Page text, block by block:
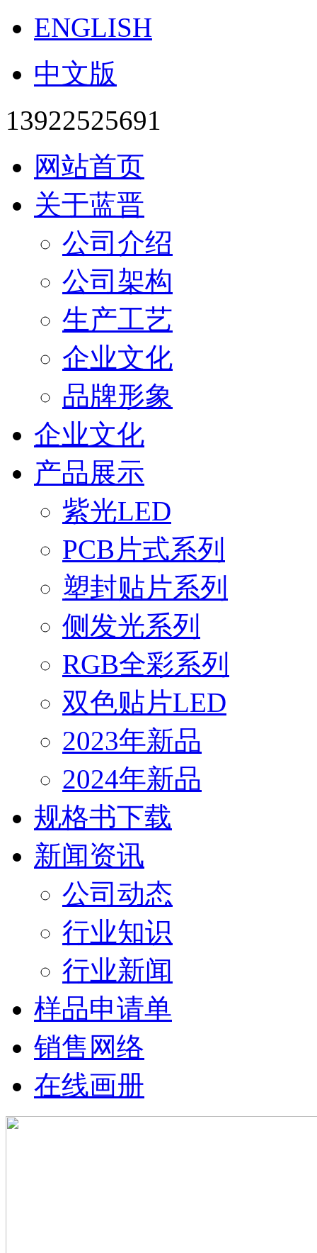
ENGLISH
中文版
13922525691
网站首页
关于蓝晋
公司介绍
公司架构
生产工艺
企业文化
品牌形象
企业文化
产品展示
紫光LED
PCB片式系列
塑封贴片系列
侧发光系列
RGB全彩系列
双色贴片LED
2023年新品
2024年新品
规格书下载
新闻资讯
公司动态
行业知识
行业新闻
样品申请单
销售网络
在线画册